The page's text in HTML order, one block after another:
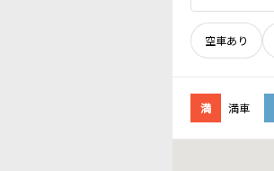
空車あり
満 満車